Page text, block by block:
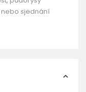
nebo sjednání